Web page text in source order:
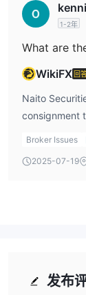
asset
However,
limitation for
1-2年
WikiFX 回
Naito
consignment
transaction
contract
per order,
and I
support.
Broker Issues
2025-07-19
发布